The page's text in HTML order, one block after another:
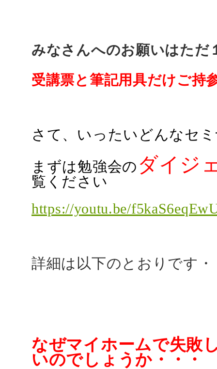
みなさんへのお願いはただ
受講票と筆記用具だけご持
さて、いったいどんなセ
まずは勉強会の ダイジ
覧ください
https://youtu.be/
詳細は以下のとおりです
なぜマイホームで失敗
いのでしょうか・・・